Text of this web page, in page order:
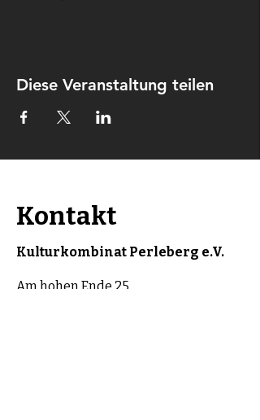
Diese Veranstaltung teilen
Kontakt
Kulturkombinat Perleberg e.V.
Am hohen Ende 25